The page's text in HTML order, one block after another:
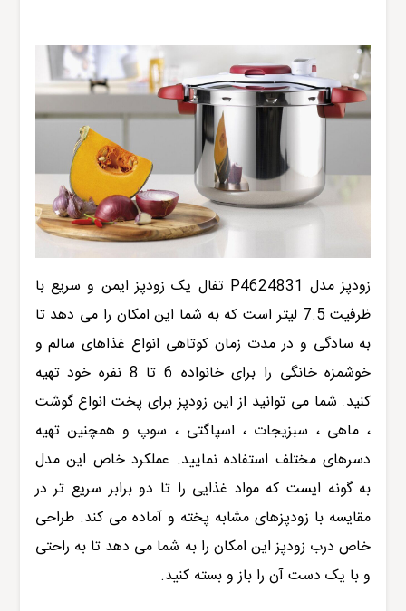
زودپز مدل P4624831 تفال یک زودپز ایمن و سریع با
ظرفیت 7.5 لیتر است که به شما این امکان ر
ا می دهد تا
به سادگی و در مدت زمان کوتاهی انواع غذاهای سالم و
خوشمزه خانگی را برای خانواده 6 تا 8 نفره خود تهیه
کنید. شما می توانید از این زودپز برای پخت انواع گوشت
، ماهی ، سبزیجات ، اسپاگتی ، سوپ و همچنین تهیه
دسرهای مختلف استفاده نمایید. عملکرد خاص این مدل
به گونه ایست که مواد غذایی را تا دو برابر سریع تر در
مقایسه با زودپزهای مشابه پخته و آماده می کند. طراحی
خاص درب زودپز این امکان را به شما می دهد تا به راحتی
و با یک دست آن را باز و بسته کنید.